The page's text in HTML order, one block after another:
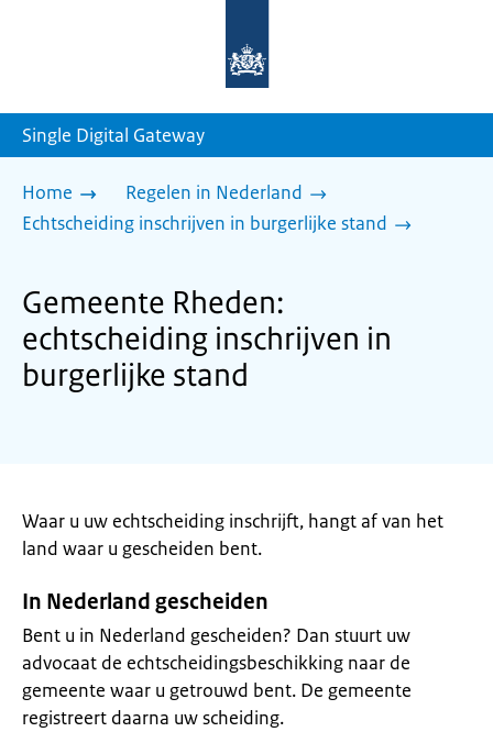
homepage
Single Digital Gateway
Home
Regelen in Nederland
Echtscheiding inschrijven in burgerlijke stand
Gemeente Rheden:
echtscheiding inschrijven in
burgerlijke stand
Waar u uw echtscheiding inschrijft, hangt af van het
land waar u gescheiden bent.
In Nederland gescheiden
Bent u in Nederland gescheiden? Dan stuurt uw
advocaat de echtscheidingsbeschikking naar de
gemeente waar u getrouwd bent. De gemeente
registreert daarna uw scheiding.